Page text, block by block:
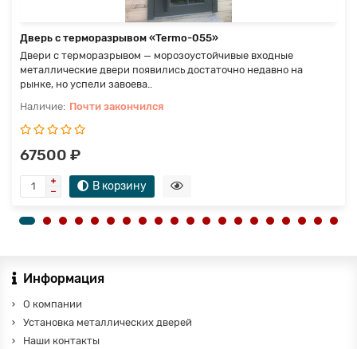
Дверь с терморазрывом «Termo-055»
Двери с терморазрывом — морозоустойчивые входные
металлические двери появились достаточно недавно на
рынке, но успели завоева..
Почти закончился
67500 ₽
В корзину
Информация
О компании
Установка металлических дверей
Наши контакты